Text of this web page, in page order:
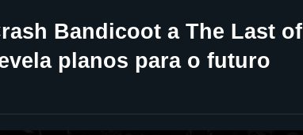
Bandicoot a The Last of
planos para o futuro